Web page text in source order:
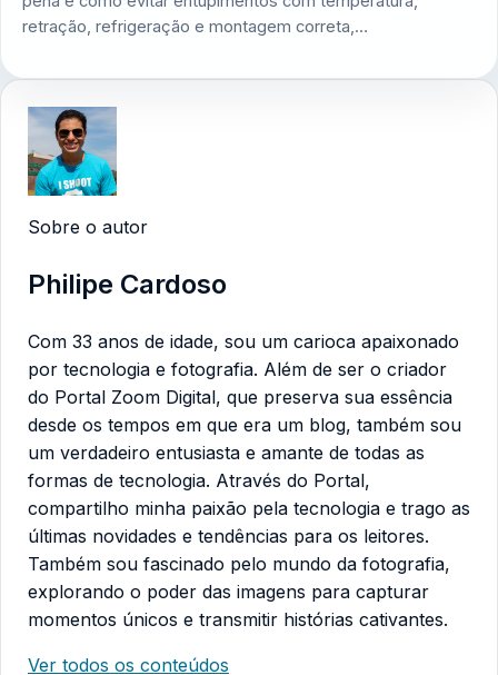
retração, refrigeração e montagem correta,…
Sobre o autor
Philipe Cardoso
Com 33 anos de idade, sou um carioca apaixonado
por tecnologia e fotografia. Além de ser o criador
do Portal Zoom Digital, que preserva sua essência
desde os tempos em que era um blog, também sou
um verdadeiro entusiasta e amante de todas as
formas de tecnologia. Através do Portal,
compartilho minha paixão pela tecnologia e trago as
últimas novidades e tendências para os leitores.
Também sou fascinado pelo mundo da fotografia,
explorando o poder das imagens para capturar
momentos únicos e transmitir histórias cativantes.
Ver todos os conteúdos